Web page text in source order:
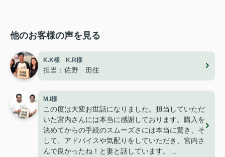
他のお客様の声を見る
K.K様 K.R様
担当：佐野 田住
M.I様
この度は大変お世話になりました。担当していただ
いた宮内さんには本当に感謝しております。購入を
決めてからの手続のスムーズさには本当に驚き、そ
して、アドバイスや気配りをしていただき、宮内さ
んで良かったね！と妻と話しています。